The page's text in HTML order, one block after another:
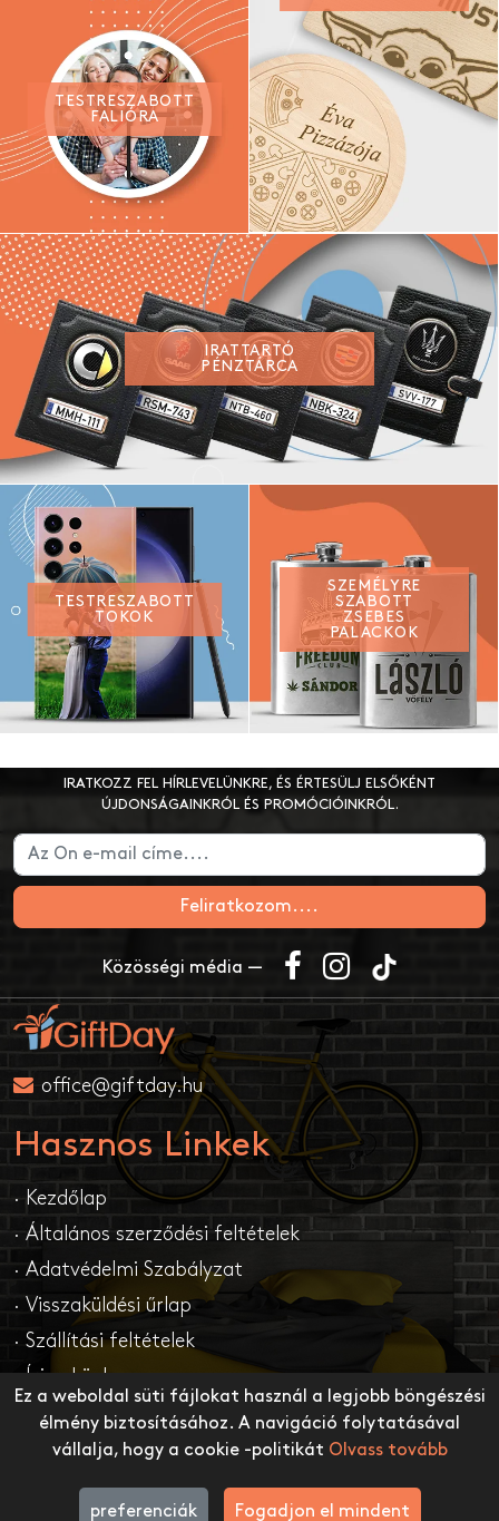
TESTRESZABOTT
FALIÓRA
IRATTARTÓ
PÉNZTÁRCA
TESTRESZABOTT
TOKOK
SZEMÉLYRE
SZABOTT
ZSEBES
PALACKOK
IRATKOZZ FEL HÍRLEVELÜNKRE, ÉS ÉRTESÜLJ ELSŐKÉNT
ÚJDONSÁGAINKRÓL ÉS PROMÓCIÓINKRÓL.
Feliratkozom....
Közösségi média —
office@giftday.hu
Hasznos Linkek
· Kezdőlap
· Általános szerződési feltételek
· Adatvédelmi Szabályzat
· Visszaküldési űrlap
· Szállítási feltételek
· Írj nekünk
· Gyakori kérdések
Copyright © 2026 - GiftDay | Minden jog
fenntartva
Ez a weboldal süti fájlokat használ a legjobb böngészési
élmény biztosításához. A navigáció folytatásával
vállalja, hogy a cookie -politikát Olvass tovább
preferenciák Fogadjon el mindent